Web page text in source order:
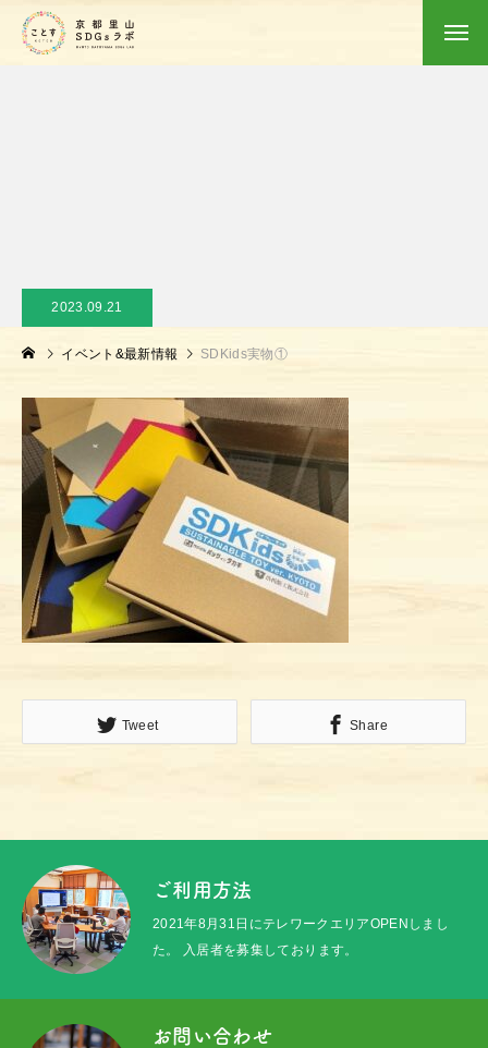
トップ
2023.09.21
イベント&最新情報 SDKids実物①
Tweet Share
ご利用方法
2021年8月31日にテレワークエリアOPENしまし
た。 入居者を募集しております。
お問い合わせ